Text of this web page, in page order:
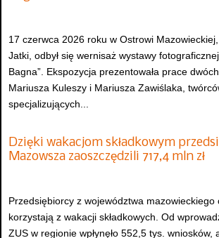
17 czerwca 2026 roku w Ostrowi
Jatki, odbył się wernisaż wystawy
Bagna”. Ekspozycja prezentowała prace
Mariusza Kuleszy i Mariusza Zawiślaka,
specjalizujących...
Dzięki wakacjom składkowym
Mazowsza zaoszczędzili 717,4 mln zł
Przedsiębiorcy z województwa mazowieckiego
korzystają z wakacji składkowych. Od
ZUS w regionie wpłynęło 552,5 tys. wniosków,